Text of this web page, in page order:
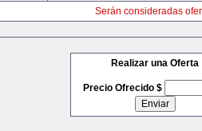
Serán consideradas
Realizar una Oferta
Precio Ofrecido $